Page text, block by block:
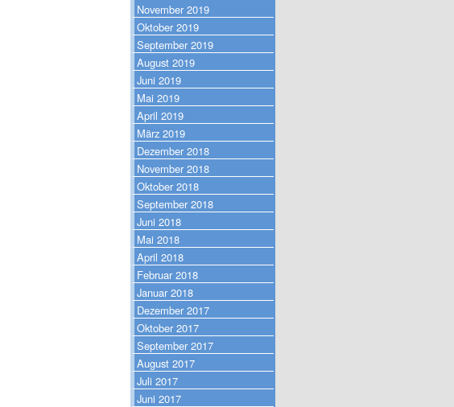
November 2019
Oktober 2019
September 2019
August 2019
Juni 2019
Mai 2019
April 2019
März 2019
Dezember 2018
November 2018
Oktober 2018
September 2018
Juni 2018
Mai 2018
April 2018
Februar 2018
Januar 2018
Dezember 2017
Oktober 2017
September 2017
August 2017
Juli 2017
Juni 2017